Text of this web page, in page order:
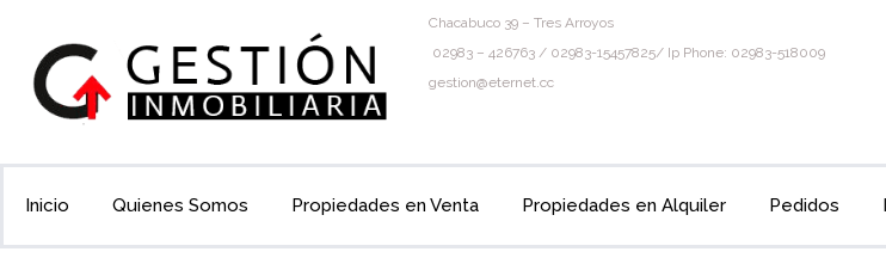
Chacabuco 39 – Tres Arroyos
02983 – 426763 / 02983-15457825/ Ip Phone: 02983-518009
gestion@eternet.cc
Inicio Quienes Somos Propiedades en Venta Propiedades en Alquiler Pedidos